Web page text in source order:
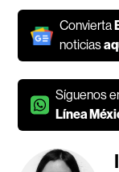
Convierta
noticias
Síguenos
Línea